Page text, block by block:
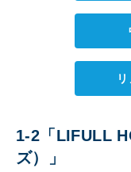
1-2「LIFULL
ズ）」